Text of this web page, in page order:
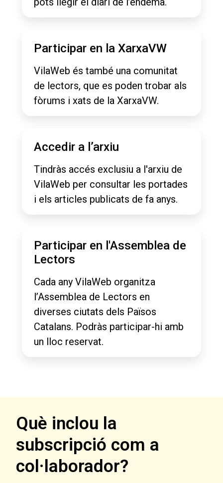
Participar en la XarxaVW
VilaWeb és també una comunitat
de lectors, que es poden trobar als
fòrums i xats de la XarxaVW.
Accedir a l’arxiu
Tindràs accés exclusiu a l'arxiu de
VilaWeb per consultar les portades
i els articles publicats de fa anys.
Participar en l'Assemblea de
Lectors
Cada any VilaWeb organitza
l’Assemblea de Lectors en
diverses ciutats dels Països
Catalans. Podràs participar-hi amb
un lloc reservat.
Què inclou la
subscripció com a
col·laborador?